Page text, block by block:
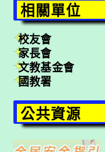
相關單位
校友會
家長會
文教基金會
國教署
公共資源